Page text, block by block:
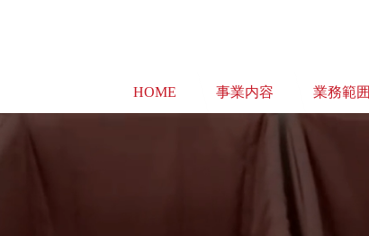
HOME 事業内容 業務範囲